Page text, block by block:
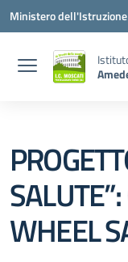
Vai ai contenuti
Vai al menu di
Vai al footer
Ministero
WHEEL